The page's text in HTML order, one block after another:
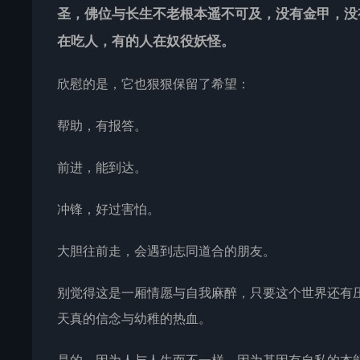
圣，佛位与长生不老根本遥不可及，没有金甲，
在吃人，有的人在奴役妖怪。
欣慰的是，它也狠狠保留了希望：
帮助，有报答。
前进，能到达。
冲锋，好过害怕。
大胆往前走，会遇到志同道合的朋友。
别觉得这是一厢情愿与自我麻醉，只要这个世界还
天真的信念与幼稚的热血。